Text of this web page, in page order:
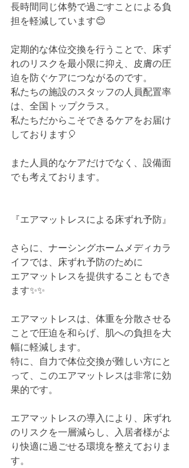
長時間同じ体勢で過ごすことによる負
担を軽減しています😊
定期的な体位交換を行うことで、床ず
れのリスクを最小限に抑え、皮膚の圧
迫を防ぐケアにつながるのです。
私たちの施設のスタッフの人員配置率
は、全国トップクラス。
私たちだからこそできるケアをお届け
しております🎈
また人員的なケアだけでなく、設備面
でも考えております。
『エアマットレスによる床ずれ予防』
さらに、ナーシングホームメディカラ
イフでは、床ずれ予防のために
エアマットレスを提供することもでき
ます✨✨
エアマットレスは、体重を分散させる
ことで圧迫を和らげ、肌への負担を大
幅に軽減します。
特に、自力で体位交換が難しい方にと
って、このエアマットレスは非常に効
果的です。
エアマットレスの導入により、床ずれ
のリスクを一層減らし、入居者様がよ
り快適に過ごせる環境を整えておりま
す。